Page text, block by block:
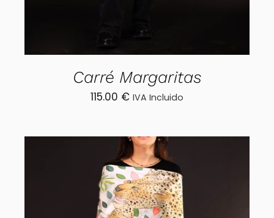
Carré Margaritas
115.00 € IVA Incluido